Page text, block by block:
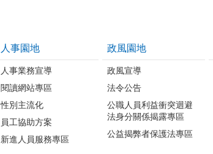
人事園地
人事業務宣導
閱讀網站專區
性別主流化
員工協助方案
新進人員服務專區
政風園地
政風宣導
法令公告
公職人員利益衝突迴避
法身分關係揭露專區
公益揭弊者保護法專區